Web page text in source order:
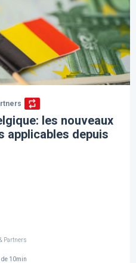
les nouveaux
applicables depuis
Partners
de 10min